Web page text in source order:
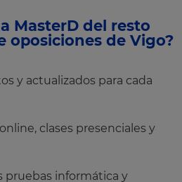
MasterD del resto
oposiciones de Vigo?
y actualizados para cada
clases presenciales y
pruebas informática y